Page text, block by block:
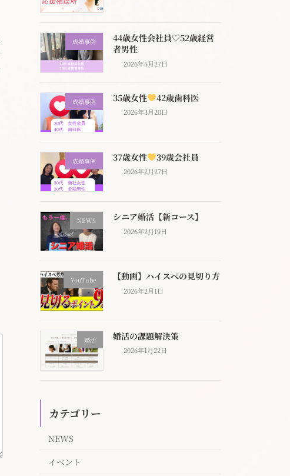
成婚事例
44歳女性会社員♡52歳経営
者男性
2026年5月27日
成婚事例 35歳女性 42歳歯科医
2026年3月20日
成婚事例 37歳女性 39歳会社員
2026年2月27日
NEWS シニア婚活【新コース】
2026年2月19日
YouTube 【動画】ハイスぺの見切り方
2026年2月1日
婚活 婚活の課題解決策
2026年1月22日
カテゴリー
NEWS
イベント